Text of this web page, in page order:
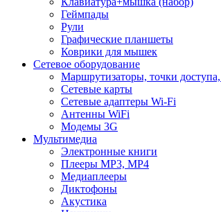
Геймпады
Рули
Графические планшеты
Коврики для мышек
Сетевое оборудование
Маршрутизаторы, точки
Сетевые карты
Сетевые адаптеры Wi-Fi
Антенны WiFi
Модемы 3G
Мультимедиа
Электронные книги
Плееры MP3, MP4
Медиаплееры
Диктофоны
Акустика